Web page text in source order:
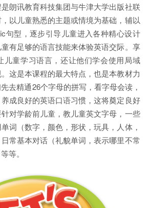
朗讯教育科技集团与牛津大学出版社联
以儿童熟悉的主题或情境为基础，辅以
句型，逐步引导儿童进入各种精心设计
有足够的语言技能来体验英语交际。享
儿童学习语言，还让他们学会使用局域
这是本课程的最大特点，也是本教材力
去精通26个字母的拼写，看字母会读，
成良好的英语口语习惯，这将奠定良好
对学龄前儿童，教儿童英文字母，一些
词（数字，颜色，形状，玩具，人体，
常基本对话（礼貌单词，表示哪里不常
等。